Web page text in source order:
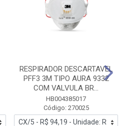
RESPIRADOR DESCARTAVEL
PFF3 3M TIPO AURA 9332
COM VALVULA BR...
HB004385017
Código: 270025